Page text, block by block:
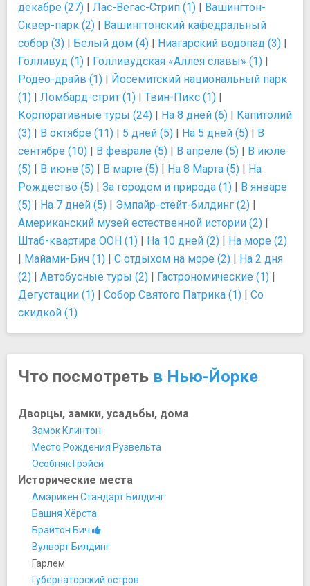
декабре (27) | Лас-Вегас-Стрип (1) | Вашингтон-
Сквер-парк (2) | Вашингтонский кафедральный
собор (3) | Белый дом (4) | Ниагарский водопад (3) |
Голливуд (1) | Голливудская «Аллея славы» (1) |
Родео-драйв (1) | Йосемитский национальный парк
(1) | Ломбард-стрит (1) | Твин-Пикс (1) |
Корпоративные туры (24) | На 8 дней (6) | Капитолий
(3) | В октябре (11) | 5 дней (5) | На 5 дней (5) | В
сентябре (10) | В феврале (5) | В апреле (5) | В июле
(5) | В июне (5) | В марте (5) | На 8 Марта (5) | На
Рождество (5) | За городом и природа (1) | В январе
(5) | На 7 дней (5) | Эмпайр-стейт-билдинг (2) |
Американский музей естественной истории (2) |
Штаб-квартира ООН (1) | На 10 дней (2) | На море (2)
| Майами-Бич (1) | С отдыхом на море (2) | На 2 дня
(2) | Автобусные туры (2) | Гастрономические (1) |
Дегустации (1) | Собор Святого Патрика (1) | Со
скидкой (1)
Что посмотреть в Нью-Йорке
Дворцы, замки, усадьбы, дома
Замок Клинтон
Место Рождения Рузвельта
Особняк Грэйси
Исторические места
Амэрикен Стандарт Билдинг
Башня Хёрста
Брайтон Бич
Вулворт Билдинг
Гарлем
Губернаторский остров